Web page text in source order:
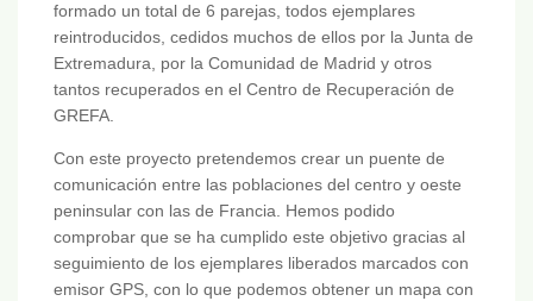
formado un total de 6 parejas, todos ejemplares
reintroducidos, cedidos muchos de ellos por la Junta de
Extremadura, por la Comunidad de Madrid y otros
tantos recuperados en el Centro de Recuperación de
GREFA.
Con este proyecto pretendemos crear un puente de
comunicación entre las poblaciones del centro y oeste
peninsular con las de Francia. Hemos podido
comprobar que se ha cumplido este objetivo gracias al
seguimiento de los ejemplares liberados marcados con
emisor GPS, con lo que podemos obtener un mapa con